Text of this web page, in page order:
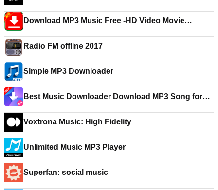
Download MP3 Music Free -HD Video Movie
Radio FM offline 2017
Simple MP3 Downloader
Best Music Downloader Download MP3 Song for
Voxtrona Music: High Fidelity
Unlimited Music MP3 Player
Superfan: social music